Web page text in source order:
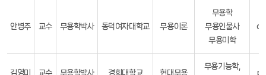
안병주 교수 무용학박사 동덕여자대학교 무용이론
무용학
무용인물사
무용미학
김영미 교수 무용학박사 경희대학교 현대무용
무용기능학,